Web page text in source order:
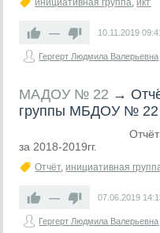
инициативная группа, икт
— 10.11.2019
Гергерт Людмила Валерьевна
МАДОУ № 22 →
группы МБДОУ № 22
Отчёт о работе
за 2018-2019гг.
Отчёт, инициативная
— 07.06.2019
Гергерт Людмила Валерьевна